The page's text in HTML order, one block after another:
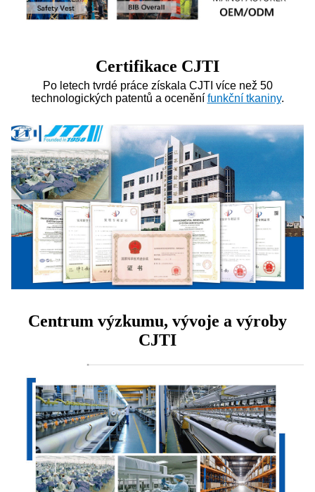
Certifikace CJTI
Po letech tvrdé práce získala CJTI více než 50
technologických patentů a ocenění funkční tkaniny.
Centrum výzkumu, vývoje a výroby
CJTI